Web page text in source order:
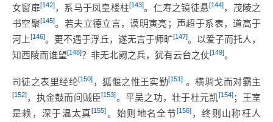
女窗扉[142]，系马于凤皇楼柱[143]。仁寿之镜徒悬[144]，茂陵之
书空聚[145]。若夫立德立言，谟明寅亮；声超于系表，道高于
河上[146]。更不遇于浮丘，遂无言于师旷[147]。以爱子而托人，
知西陵而谁望[148]？非无北阙之兵，犹有云台之仗[149]。
司徒之表里经纶[150] ，狐偃之惟王实勤[151] 。横琱戈而对霸主
[152] ，执金鼓而问贼臣[153]。平吴之功，壮于杜元凯 [154]；王室
是赖，深于温太真[155] 。始则地名全节[156]，终则山称枉人